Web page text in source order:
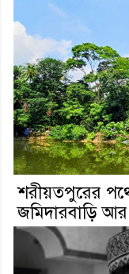
শরীয়তপুরের
জমিদারবাড়ি